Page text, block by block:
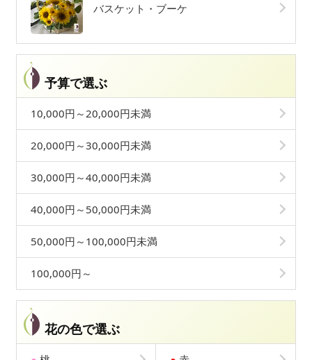
バスケット・ブーケ
予算で選ぶ
10,000円～20,000円未満
20,000円～30,000円未満
30,000円～40,000円未満
40,000円～50,000円未満
50,000円～100,000円未満
100,000円～
花の色で選ぶ